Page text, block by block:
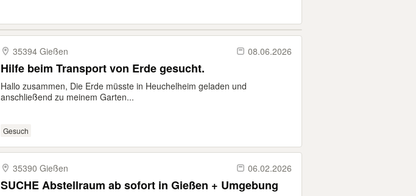
35394 Gießen 08.06.2026
Hilfe beim Transport von Erde gesucht.
Hallo zusammen, Die Erde müsste in Heuchelheim geladen und
anschließend zu meinem Garten...
Gesuch
35390 Gießen 06.02.2026
SUCHE Abstellraum ab sofort in Gießen + Umgebung